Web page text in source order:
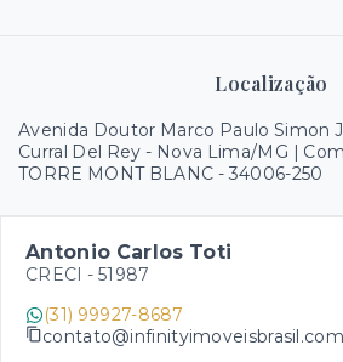
Localização
Avenida Doutor Marco Paulo Simon
Curral Del Rey - Nova Lima/MG |
TORRE MONT BLANC - 34006-250
Antonio Carlos Toti
CRECI - 51987
(31) 99927-8687